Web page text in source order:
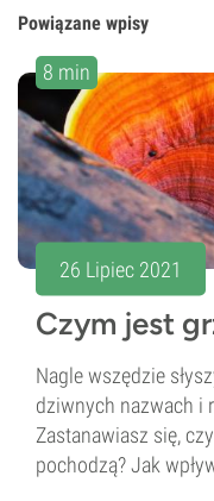
Powiązane wpisy
8 min
26 Lipiec 2021
Czym jest
Nagle wszędzie
dziwnych nazwach i
Zastanawiasz się,
pochodzą? Jak